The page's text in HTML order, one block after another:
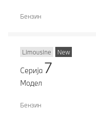
Бензин
Limousine New
Серија 7
Модел
Бензин